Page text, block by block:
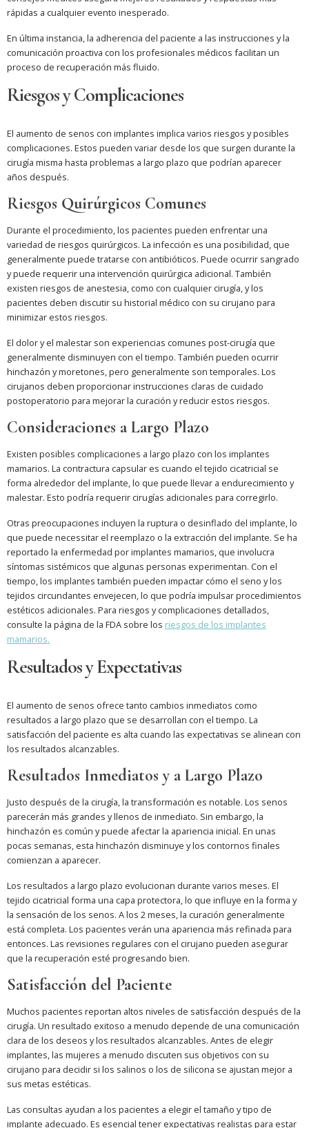
rápidas a cualquier evento inesperado.
En última instancia, la adherencia del paciente a las instrucciones y la
comunicación proactiva con los profesionales médicos facilitan un
proceso de recuperación más fluido.
Riesgos y Complicaciones
El aumento de senos con implantes implica varios riesgos y posibles
complicaciones. Estos pueden variar desde los que surgen durante la
cirugía misma hasta problemas a largo plazo que podrían aparecer
años después.
Riesgos Quirúrgicos Comunes
Durante el procedimiento, los pacientes pueden enfrentar una
variedad de riesgos quirúrgicos. La infección es una posibilidad, que
generalmente puede tratarse con antibióticos. Puede ocurrir sangrado
y puede requerir una intervención quirúrgica adicional. También
existen riesgos de anestesia, como con cualquier cirugía, y los
pacientes deben discutir su historial médico con su cirujano para
minimizar estos riesgos.
El dolor y el malestar son experiencias comunes post-cirugía que
generalmente disminuyen con el tiempo. También pueden ocurrir
hinchazón y moretones, pero generalmente son temporales. Los
cirujanos deben proporcionar instrucciones claras de cuidado
postoperatorio para mejorar la curación y reducir estos riesgos.
Consideraciones a Largo Plazo
Existen posibles complicaciones a largo plazo con los implantes
mamarios. La contractura capsular es cuando el tejido cicatricial se
forma alrededor del implante, lo que puede llevar a endurecimiento y
malestar. Esto podría requerir cirugías adicionales para corregirlo.
Otras preocupaciones incluyen la ruptura o desinflado del implante, lo
que puede necessitar el reemplazo o la extracción del implante. Se ha
reportado la enfermedad por implantes mamarios, que involucra
síntomas sistémicos que algunas personas experimentan. Con el
tiempo, los implantes también pueden impactar cómo el seno y los
tejidos circundantes envejecen, lo que podría impulsar procedimientos
estéticos adicionales. Para riesgos y complicaciones detallados,
consulte la página de la FDA sobre los riesgos de los implantes
mamarios.
Resultados y Expectativas
El aumento de senos ofrece tanto cambios inmediatos como
resultados a largo plazo que se desarrollan con el tiempo. La
satisfacción del paciente es alta cuando las expectativas se alinean con
los resultados alcanzables.
Resultados Inmediatos y a Largo Plazo
Justo después de la cirugía, la transformación es notable. Los senos
parecerán más grandes y llenos de inmediato. Sin embargo, la
hinchazón es común y puede afectar la apariencia inicial. En unas
pocas semanas, esta hinchazón disminuye y los contornos finales
comienzan a aparecer.
Los resultados a largo plazo evolucionan durante varios meses. El
tejido cicatricial forma una capa protectora, lo que influye en la forma y
la sensación de los senos. A los 2 meses, la curación generalmente
está completa. Los pacientes verán una apariencia más refinada para
entonces. Las revisiones regulares con el cirujano pueden asegurar
que la recuperación esté progresando bien.
Satisfacción del Paciente
Muchos pacientes reportan altos niveles de satisfacción después de la
cirugía. Un resultado exitoso a menudo depende de una comunicación
clara de los deseos y los resultados alcanzables. Antes de elegir
implantes, las mujeres a menudo discuten sus objetivos con su
cirujano para decidir si los salinos o los de silicona se ajustan mejor a
sus metas estéticas.
Las consultas ayudan a los pacientes a elegir el tamaño y tipo de
implante adecuado. Es esencial tener expectativas realistas para estar